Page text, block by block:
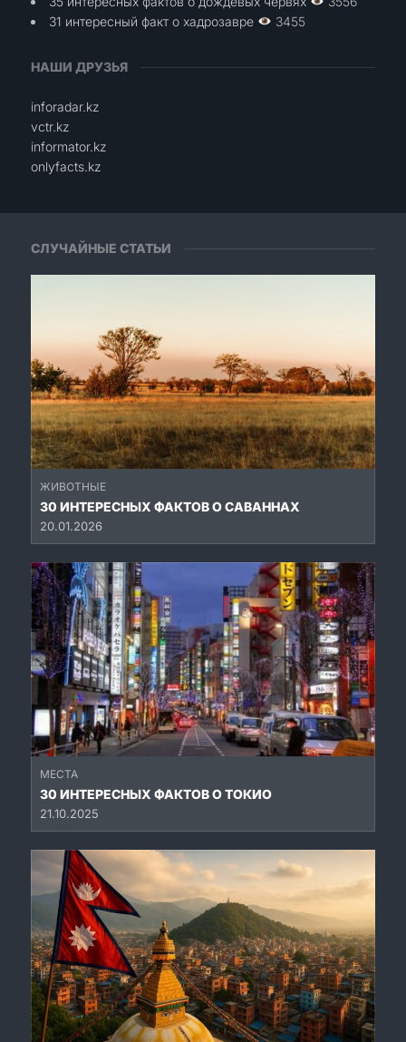
СЛУЧАЙНЫЕ СТАТЬИ
ЖИВОТНЫЕ
30 ИНТЕРЕСНЫХ ФАКТОВ О САВАННАХ
20.01.2026
МЕСТА
30 ИНТЕРЕСНЫХ ФАКТОВ О ТОКИО
21.10.2025
31 интересный факт о хадрозавре
3455
НАШИ ДРУЗЬЯ
inforadar.kz
vctr.kz
informator.kz
onlyfacts.kz